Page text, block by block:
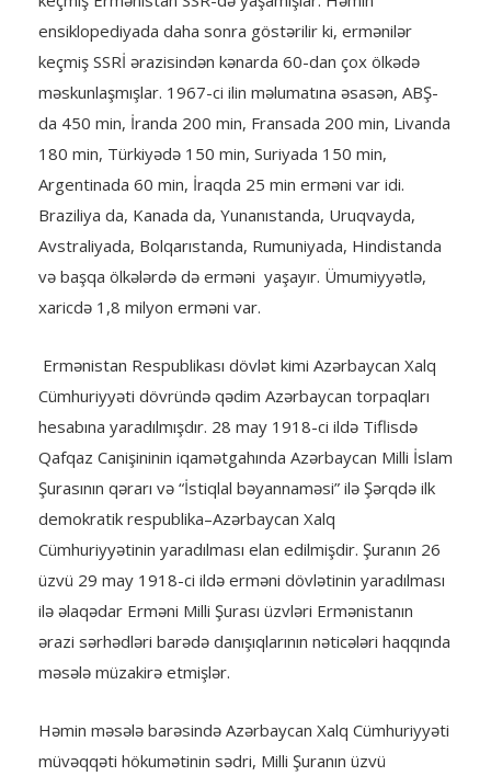
ensiklopediyada daha sonra göstərilir ki, ermənilər
keçmiş SSRİ ərazisindən kənarda 60-dan çox ölkədə
məskunlaşmışlar. 1967-ci ilin məlumatına əsasən, ABŞ-
da 450 min, İranda 200 min, Fransada 200 min, Livanda
180 min, Türkiyədə 150 min, Suriyada 150 min,
Argentinada 60 min, İraqda 25 min erməni var idi.
Braziliya da, Kanada da, Yunanıstanda, Uruqvayda,
Avstraliyada, Bolqarıstanda, Rumuniyada, Hindistanda
və başqa ölkələrdə də erməni yaşayır. Ümumiyyətlə,
xaricdə 1,8 milyon erməni var.
Ermənistan Respublikası dövlət kimi Azərbaycan Xalq
Cümhuriyyəti dövründə qədim Azərbaycan torpaqları
hesabına yaradılmışdır. 28 may 1918-ci ildə Tiflisdə
Qafqaz Canişininin iqamətgahında Azərbaycan Milli İslam
Şurasının qərarı və “İstiqlal bəyannaməsi” ilə Şərqdə ilk
demokratik respublika–Azərbaycan Xalq
Cümhuriyyətinin yaradılması elan edilmişdir. Şuranın 26
üzvü 29 may 1918-ci ildə erməni dövlətinin yaradılması
ilə əlaqədar Erməni Milli Şurası üzvləri Ermənistanın
ərazi sərhədləri barədə danışıqlarının nəticələri haqqında
məsələ müzakirə etmişlər.
Həmin məsələ barəsində Azərbaycan Xalq Cümhuriyyəti
müvəqqəti hökumətinin sədri, Milli Şuranın üzvü